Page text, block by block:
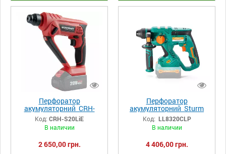
Перфоратор
акумуляторний CRH-
S20LiE
Код: CRH-S20LiE
В наличии
2 650,00 грн.
Перфоратор
акумуляторний Sturm
RH2520CLB
Код: LL8320CLP
В наличии
4 406,00 грн.